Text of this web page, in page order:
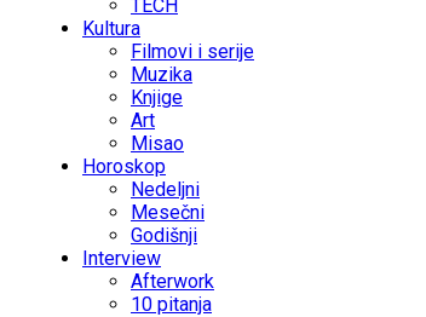
TECH
Kultura
Filmovi i serije
Muzika
Knjige
Art
Misao
Horoskop
Nedeljni
Mesečni
Godišnji
Interview
Afterwork
10 pitanja